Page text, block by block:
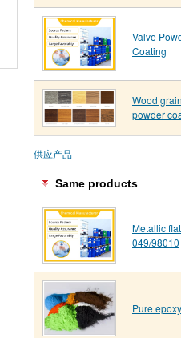
Valve
Coating
Wood
powder
供应产品
Same products
Metallic
049/98010
Pure